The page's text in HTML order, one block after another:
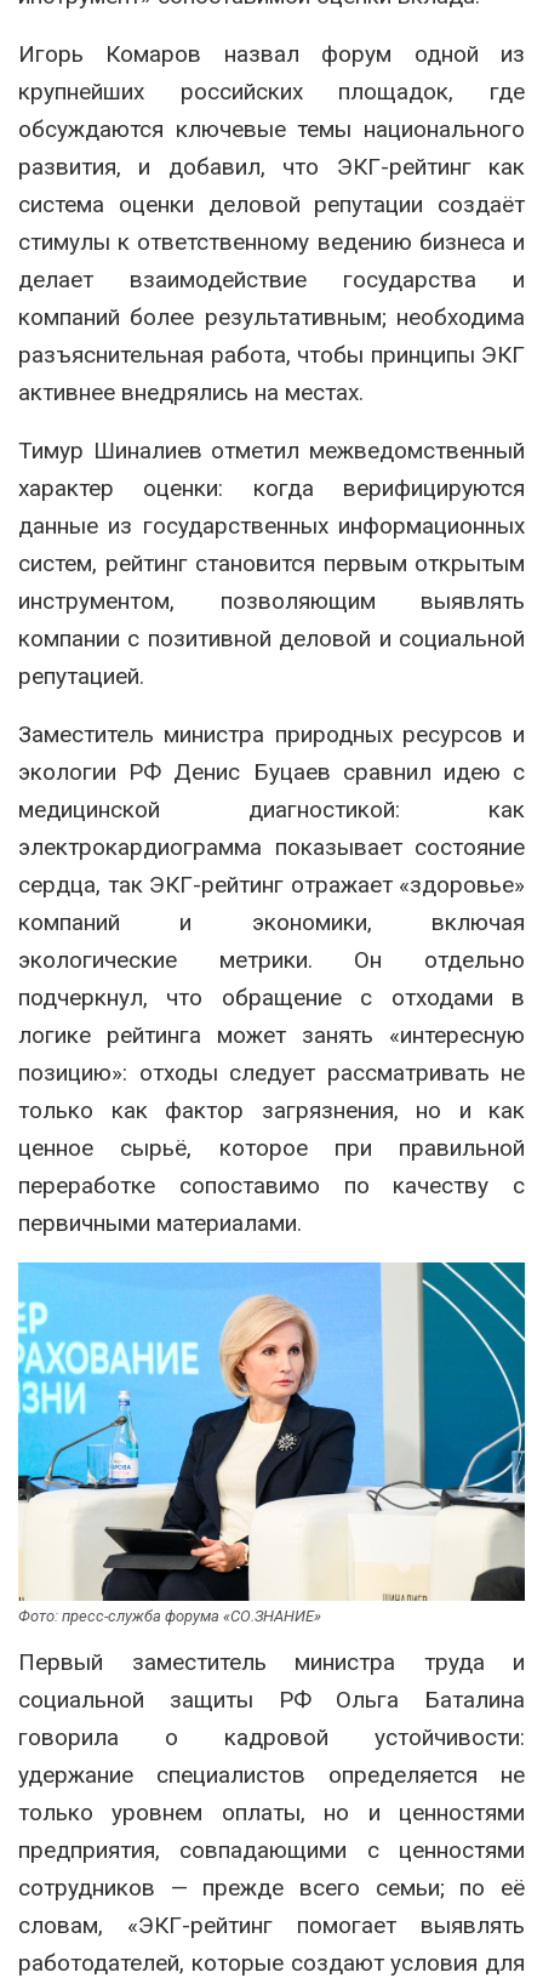
Игорь Комаров назвал форум одной из
крупнейших российских площадок, где
обсуждаются ключевые темы национального
развития, и добавил, что ЭКГ-рейтинг как
система оценки деловой репутации создаёт
стимулы к ответственному ведению бизнеса и
делает взаимодействие государства и
компаний более результативным; необходима
разъяснительная работа, чтобы принципы ЭКГ
активнее внедрялись на местах.
Тимур Шиналиев отметил межведомственный
характер оценки: когда верифицируются
данные из государственных информационных
систем, рейтинг становится первым открытым
инструментом, позволяющим выявлять
компании с позитивной деловой и социальной
репутацией.
Заместитель министра природных ресурсов и
экологии РФ Денис Буцаев сравнил идею с
медицинской диагностикой: как
электрокардиограмма показывает состояние
сердца, так ЭКГ-рейтинг отражает «здоровье»
компаний и экономики, включая
экологические метрики. Он отдельно
подчеркнул, что обращение с отходами в
логике рейтинга может занять «интересную
позицию»: отходы следует рассматривать не
только как фактор загрязнения, но и как
ценное сырьё, которое при правильной
переработке сопоставимо по качеству с
первичными материалами.
Фото: пресс-служба форума «СО.ЗНАНИЕ»
Первый заместитель министра труда и
социальной защиты РФ Ольга Баталина
говорила о кадровой устойчивости:
удержание специалистов определяется не
только уровнем оплаты, но и ценностями
предприятия, совпадающими с ценностями
сотрудников — прежде всего семьи; по её
словам, «ЭКГ-рейтинг помогает выявлять
работодателей, которые создают условия для